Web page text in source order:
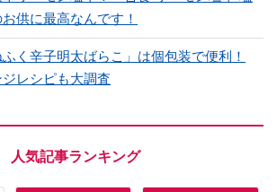
供に最高なんです！
く辛子明太ばらこ」は個包装で便利！
レシピも大調査